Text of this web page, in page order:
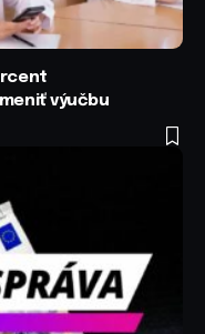
výučbu